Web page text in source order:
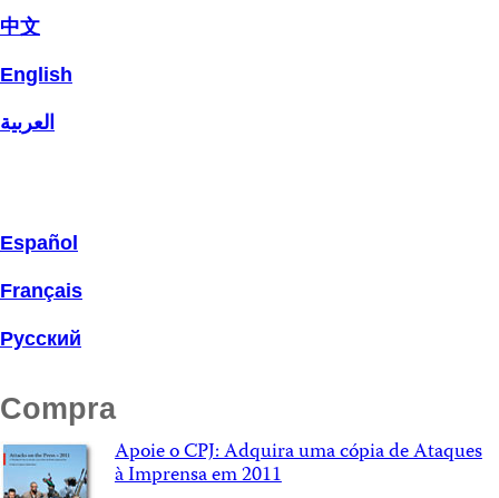
中文
English
العربية
Español
Français
Русский
Compra
Apoie o CPJ: Adquira uma cópia de Ataques
à Imprensa em 2011